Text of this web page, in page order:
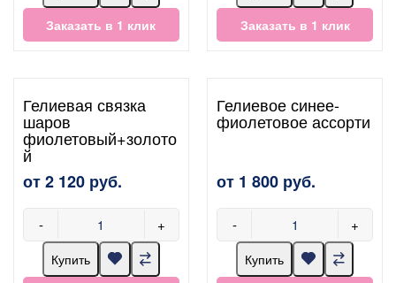
Заказать в 1 клик
Заказать в 1 клик
Гелиевая связка
шаров
фиолетовый+золото
й
от 2 120 руб.
- +
Купить
Гелиевое синее-
фиолетовое ассорти
от 1 800 руб.
- +
Купить